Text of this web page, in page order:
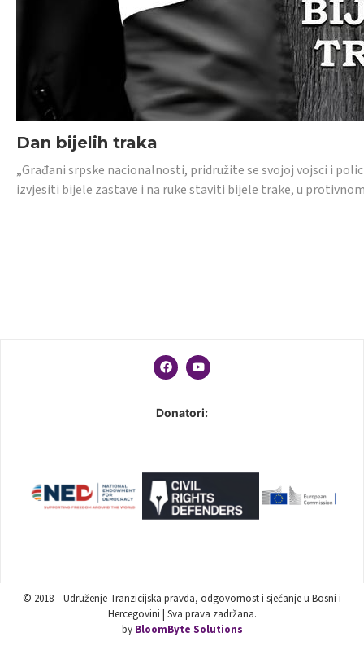
Dan bijelih traka
„Građani srpske nacionalnosti, pridružite se svojoj vojsci i
izvjesiti bijele zastave i na ruke staviti bijele trake, u
Donatori:
© 2018 – Udruženje Tranzicijska pravda, odgovornost i sjećanje u Bosni i
Hercegovini | Sva prava zadržana.
by BloomByte Solutions